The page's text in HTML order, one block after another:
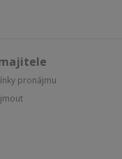
pronájmu